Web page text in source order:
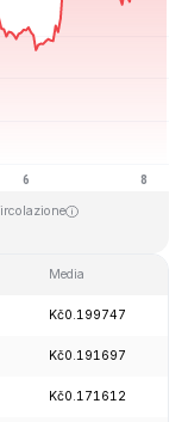
Media
Kč0.199747
Kč0.191697
Kč0.171612